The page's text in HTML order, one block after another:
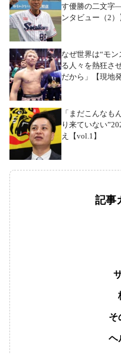
す優勝の二文字
ンタビュー（2）
なぜ世界は“モ
る人々を熱狂さ
だから」【現地発
「まだこんなも
り来ていない
え【vol.1】
記事
そ
ヘ